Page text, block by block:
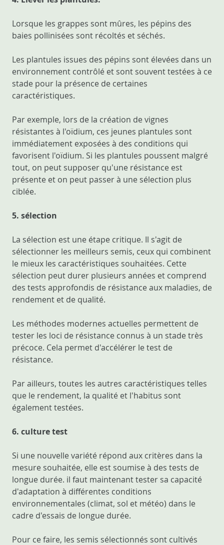
Lorsque les grappes sont mûres, les pépins des
baies pollinisées sont récoltés et séchés.
Les plantules issues des pépins sont élevées dans un
environnement contrôlé et sont souvent testées à ce
stade pour la présence de certaines
caractéristiques.
Par exemple, lors de la création de vignes
résistantes à l'oïdium, ces jeunes plantules sont
immédiatement exposées à des conditions qui
favorisent l'oïdium. Si les plantules poussent malgré
tout, on peut supposer qu'une résistance est
présente et on peut passer à une sélection plus
ciblée.
5. sélection
La sélection est une étape critique. Il s'agit de
sélectionner les meilleurs semis, ceux qui combinent
le mieux les caractéristiques souhaitées. Cette
sélection peut durer plusieurs années et comprend
des tests approfondis de résistance aux maladies, de
rendement et de qualité.
Les méthodes modernes actuelles permettent de
tester les loci de résistance connus à un stade très
précoce. Cela permet d'accélérer le test de
résistance.
Par ailleurs, toutes les autres caractéristiques telles
que le rendement, la qualité et l'habitus sont
également testées.
6. culture test
Si une nouvelle variété répond aux critères dans la
mesure souhaitée, elle est soumise à des tests de
longue durée. il faut maintenant tester sa capacité
d'adaptation à différentes conditions
environnementales (climat, sol et météo) dans le
cadre d'essais de longue durée.
Pour ce faire, les semis sélectionnés sont cultivés